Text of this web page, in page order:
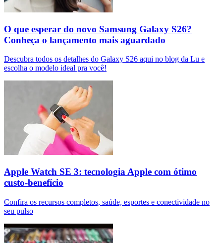
O que esperar do novo Samsung Galaxy S26?
Conheça o lançamento mais aguardado
Descubra todos os detalhes do Galaxy S26 aqui no blog da Lu e
escolha o modelo ideal pra você!
Apple Watch SE 3: tecnologia Apple com ótimo
custo-benefício
Confira os recursos completos, saúde, esportes e conectividade no
seu pulso